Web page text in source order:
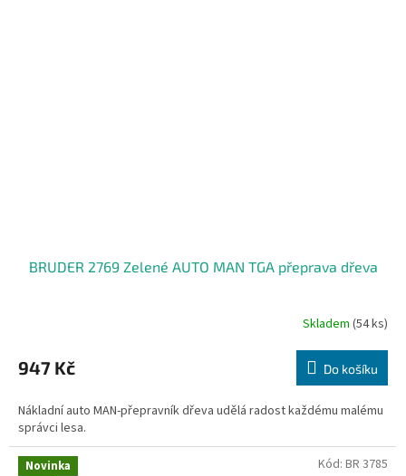
BRUDER 2769 Zelené AUTO MAN TGA přeprava dřeva
Skladem (54 ks)
947 Kč Do košíku
Nákladní auto MAN-přepravník dřeva udělá radost každému malému
správci lesa.
Novinka
Kód: BR 3785